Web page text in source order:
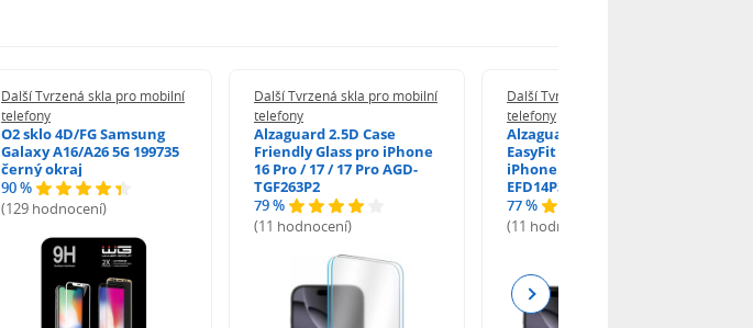
Další Tvrzená skla pro mobilní
telefony
O2 sklo 4D/FG Samsung
Galaxy A16/A26 5G 199735
černý okraj
90 %
(129 hodnocení)
Další Tvrzená skla pro mobilní
telefony
Alzaguard 2.5D Case
Friendly Glass pro iPhone
16 Pro / 17 / 17 Pro AGD-
TGF263P2
79 %
(11 hodnocení)
Další Tvrzená skla pro mobilní
telefony
Alzaguard 2.5D Glass
EasyFit DustFree pro
iPhone 16 Pro / 17 AGD-
EFD14P3
77 %
(11 hodnocení)
Next